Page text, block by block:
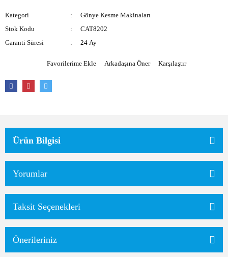
Kategori
Gönye Kesme Makinaları
Stok Kodu
CAT8202
Garanti Süresi
24 Ay
Arkadaşına Öner Karşılaştır
Ürün Bilgisi
Yorumlar
Taksit Seçenekleri
Önerileriniz